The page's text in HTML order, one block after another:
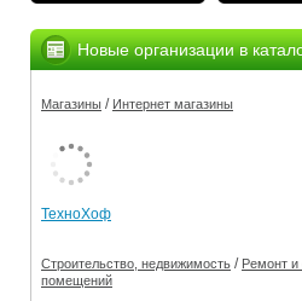
Серьезное ДТП
За нарушение
Ограничения
Электронные
Новые организации в
Магазины / Интернет магазины
ТехноХоф
Строительство, недвижимость / Ремонт и
помещений